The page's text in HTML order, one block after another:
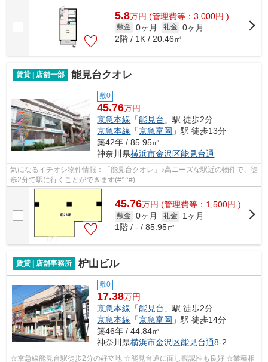
5.8万円 (管理費等：3,000円 )
敷金 0ヶ月 礼金 0ヶ月
2階 / 1K / 20.46㎡
賃貸 | 店舗一部 能見台クオレ
敷0
45.76万円
京急本線 「能見台 」駅 徒歩2分
京急本線 「京急富岡 」駅 徒歩13分
築42年 / 85.95㎡
神奈川県横浜市金沢区能見台通
気になるイチオシ物件情報：「能見台クオレ」♪高ニーズな駅近の物件で、徒
歩2分で駅に行くことができます(#^^#)
45.76万円 (管理費等：1,500円 )
敷金 0ヶ月 礼金
1ヶ月
1階 / - / 85.95㎡
賃貸 | 店舗事務所 枦山ビル
敷0
17.38万円
京急本線 「能見台 」駅 徒歩2分
京急本線 「京急富岡 」駅 徒歩14分
築46年 / 44.84㎡
神奈川県横浜市金沢区能見台通8-2
☆京急線能見台駅徒歩2分の好立地 ☆能見台通に面し視認性も良好 ☆業種相